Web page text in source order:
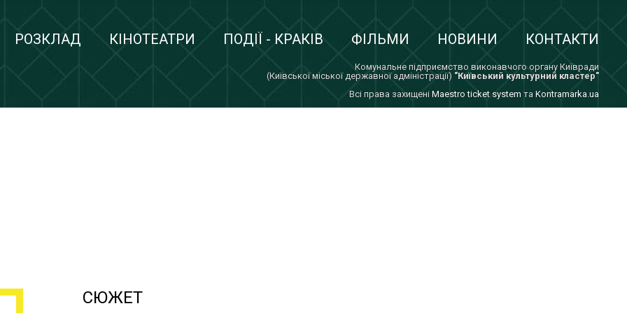
РОЗКЛАД КІНОТЕАТРИ ПОДІЇ - КРАКІВ ФІЛЬМИ НОВИНИ КОНТАКТИ
Комунальне підприємство виконавчого органу Київради
(Київської міської державної адміністрації) "Київський культурний кластер"
Всi права захищенi Maestro ticket system та Kontramarka.ua
СЮЖЕТ